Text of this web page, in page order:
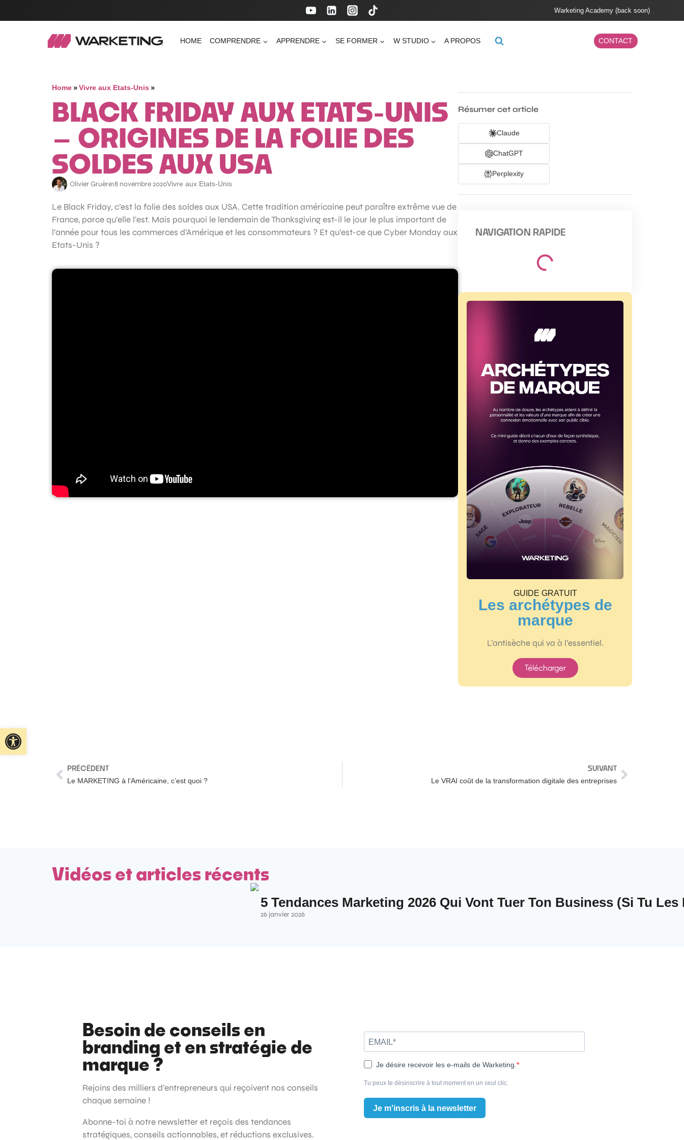
Warketing Academy (back soon)
HOME COMPRENDRE APPRENDRE SE FORMER W STUDIO A PROPOS CONTACT
Home»Vivre aux Etats-Unis »
BLACK FRIDAY AUX ETATS-UNIS
– ORIGINES DE LA FOLIE DES
SOLDES AUX USA
Olivier Gruère18 novembre 2020Vivre aux Etats-Unis
Le Black Friday, c’est la folie des soldes aux USA. Cette tradition américaine peut paraître extrême vue de
France, parce qu’elle l’est. Mais pourquoi le lendemain de Thanksgiving est-il le jour le plus important de
l’année pour tous les commerces d’Amérique et les consommateurs ? Et qu’est-ce que Cyber Monday aux
Etats-Unis ?
Résumer cet article
Claude
ChatGPT
Perplexity
NAVIGATION RAPIDE
GUIDE GRATUIT
Les archétypes de
marque
L’antisèche qui va à l’essentiel.
Télécharger
PRÉCÉDENT
Le MARKETING à l’Américaine, c’est quoi ?
SUIVANT
Le VRAI coût de la transformation digitale des entreprises
Vidéos et articles récents
5 Tendances Marketing 2026 Qui Vont Tuer Ton Business (Si Tu Les
26 janvier 2026
Besoin de conseils en
branding et en stratégie de
marque ?
Rejoins des milliers d’entrepreneurs qui reçoivent nos conseils
chaque semaine !
Abonne-toi à notre newsletter et reçois des tendances
stratégiques, conseils actionnables, et réductions exclusives.
Je désire recevoir les e-mails de Warketing.
Tu peux te désinscrire à tout moment en un seul clic.
Je m'inscris à la newsletter
Ouvrir la barre d’outils